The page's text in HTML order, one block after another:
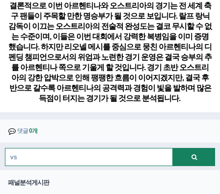
결론적으로 이번 아르헨티나와 오스트리아의 경기는 전 세계 축
구 팬들이 주목할 만한 명승부가 될 것으로 보입니다. 랄프 랑닉
감독이 이끄는 오스트리아의 전술적 완성도는 결코 무시할 수 없
는 수준이며, 이들은 이번 대회에서 강력한 복병임을 이미 증명
했습니다. 하지만 리오넬 메시를 중심으로 뭉친 아르헨티나의 디
펜딩 챔피언으로서의 위엄과 노련한 경기 운영은 결국 승부의 추
를 아르헨티나 쪽으로 기울게 할 것입니다. 경기 초반 오스트리
아의 강한 압박으로 인해 팽팽한 흐름이 이어지겠지만, 결국 후
반으로 갈수록 아르헨티나의 공격력과 경험이 빛을 발하며 많은
득점이 터지는 경기가 될 것으로 분석됩니다.
댓글0개
패널분석게시판